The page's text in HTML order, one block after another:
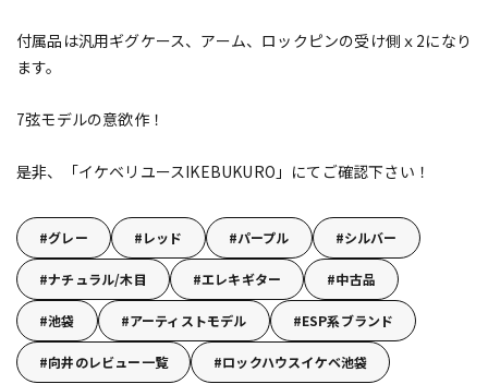
付属品は汎用ギグケース、アーム、ロックピンの受け側ｘ2になり
ます。
7弦モデルの意欲作！
是非、「イケベリユースIKEBUKURO」にてご確認下さい！
グレー レッド パープル シルバー
ナチュラル/木目 エレキギター 中古品
池袋 アーティストモデル ESP系ブランド
向井のレビュー一覧 ロックハウスイケベ池袋